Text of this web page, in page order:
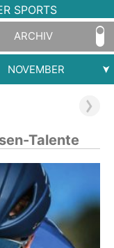
SPORTS
ARCHIV
NOVEMBER
Talente